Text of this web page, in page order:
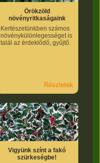
Örökzöld
növényritkaságaink
Kertészetünkben számos
növénykülönlegességet is
talál az érdeklődő, gyűjtő.
Részletek
Vigyünk színt a fakó
szürkeségbe!